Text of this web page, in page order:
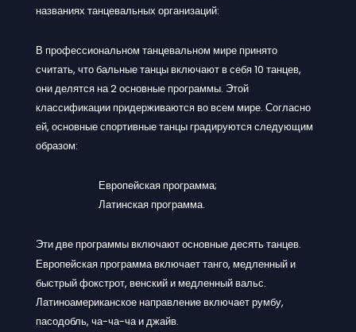
названиях танцевальных организаций:
В профессиональном танцевальном мире принято
считать, что бальные танцы включают в себя 10 танцев,
они делятся на 2 основные программы. Этой
классификации придерживаются во всем мире. Согласно
ей, основные спортивные танцы градируются следующим
образом:
Европейская программа;
Латинская программа.
Эти две программы включают основные десять танцев.
Европейская программа включает танго, медленный и
быстрый фокстрот, венский и медленный вальс.
Латиноамериканское направление включает румбу,
пасодобль, ча-ча-ча и джайв.